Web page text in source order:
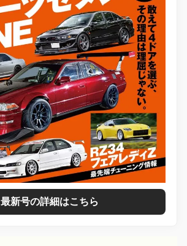
最新号の詳細はこちら